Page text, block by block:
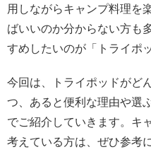
用しながらキャンプ料理を
ばいいのか分からない方も
すめしたいのが「トライポ
今回は、トライポッドがど
つ、あると便利な理由や選
でご紹介していきます。キ
考えている方は、ぜひ参考